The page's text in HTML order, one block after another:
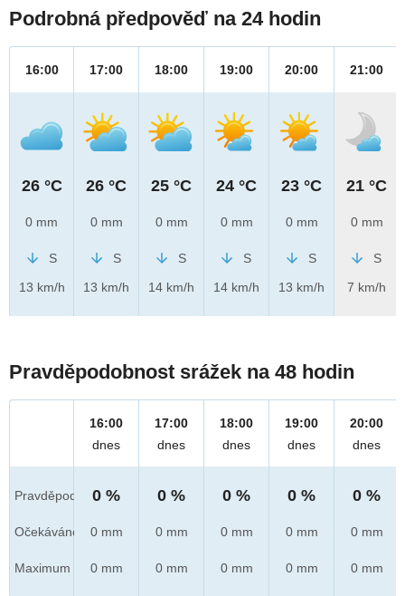
Podrobná předpověď na 24 hodin
16:00
26 °C
0 mm
S
13 km/h
17:00
26 °C
0 mm
S
13 km/h
18:00
25 °C
0 mm
S
14 km/h
19:00
24 °C
0 mm
S
14 km/h
20:00
23 °C
0 mm
S
13 km/h
21:00
21 °C
0 mm
S
7 km/h
Pravděpodobnost srážek na 48 hodin
Pravděpod.
Očekáváno
Maximum
16:00
dnes
0 %
0 mm
0 mm
17:00
dnes
0 %
0 mm
0 mm
18:00
dnes
0 %
0 mm
0 mm
19:00
dnes
0 %
0 mm
0 mm
20:00
dnes
0 %
0 mm
0 mm